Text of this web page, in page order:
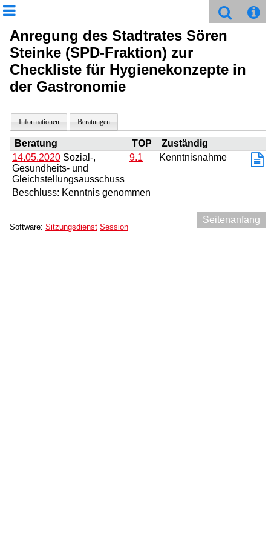
Anregung des Stadtrates Sören
Steinke (SPD-Fraktion) zur
Checkliste für Hygienekonzepte in
der Gastronomie
Informationen Beratungen
Beratung TOP
Zuständig
14.05.2020 Sozial-,
Gesundheits- und
Gleichstellungsausschuss
9.1 Kenntnisnahme
Beschluss: Kenntnis genommen
Seitenanfang
Software: Sitzungsdienst Session